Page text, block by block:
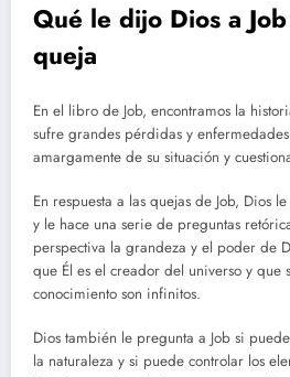
Qué le dijo Dios a
queja
En el libro de Job, encontramos la
sufre grandes pérdidas y
amargamente de su situación y
En respuesta a las quejas de Job, Dios
y le hace una serie de preguntas
perspectiva la grandeza y el poder de
que Él es el creador del universo y que
conocimiento son infinitos.
Dios también le pregunta a Job si
la naturaleza y si puede controlar los